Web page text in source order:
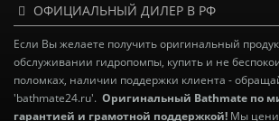
ОФИЦИАЛЬНЫЙ ДИЛЕР В РФ
Если Вы желаете получить оригинальный
обслуживании гидропомпы, купить и не
поломках, наличии поддержки клиента -
'bathmate24.ru'. Оригинальный Bathmate по
гарантией и грамотной поддержкой! Мы